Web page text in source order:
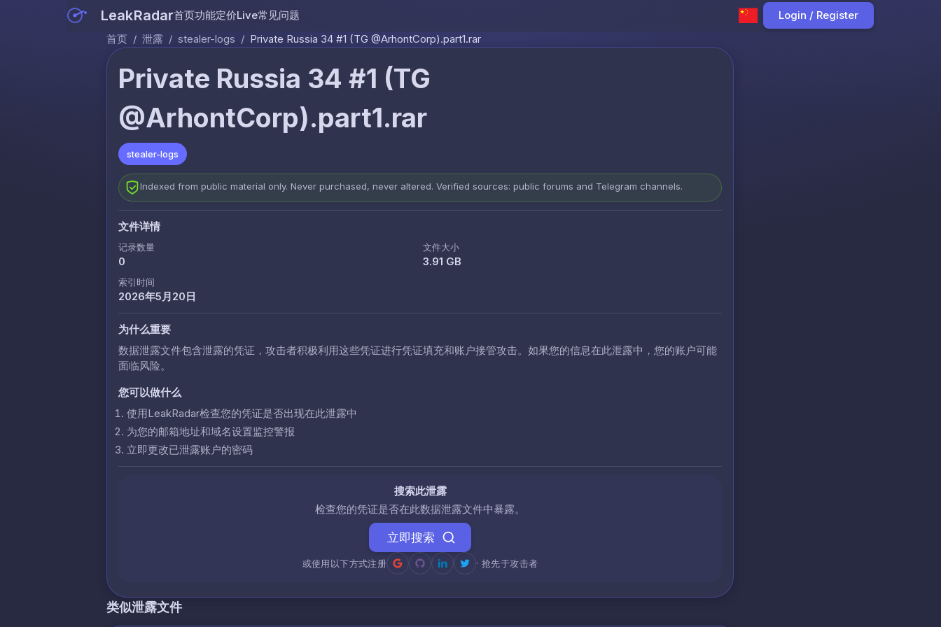
LeakRadar首页功能定价Live常见问题
Login / Register
首页 / 泄露 / stealer-logs / Private Russia 34 #1 (TG @ArhontCorp).part1.rar
Private Russia 34 #1 (TG
@ArhontCorp).part1.rar
stealer-logs
Indexed from public material only. Never purchased, never altered. Verified sources: public forums and Telegram channels.
文件详情
记录数量
0
文件大小
3.91 GB
索引时间
2026年5月20日
为什么重要
数据泄露文件包含泄露的凭证，攻击者积极利用这些凭证进行凭证填充和账户接管攻击。如果您的信息在此泄露中，您的账户可能
面临风险。
您可以做什么
使用LeakRadar检查您的凭证是否出现在此泄露中
为您的邮箱地址和域名设置监控警报
立即更改已泄露账户的密码
搜索此泄露
检查您的凭证是否在此数据泄露文件中暴露。
立即搜索
或使用以下方式注册 · 抢先于攻击者
类似泄露文件